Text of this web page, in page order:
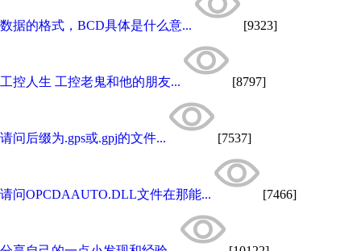
数据的格式，BCD具体是什么意... [9323]
工控人生 工控老鬼和他的朋友... [8797]
请问后缀为.gps或.gpj的文件... [7537]
请问OPCDAAUTO.DLL文件在那能... [7466]